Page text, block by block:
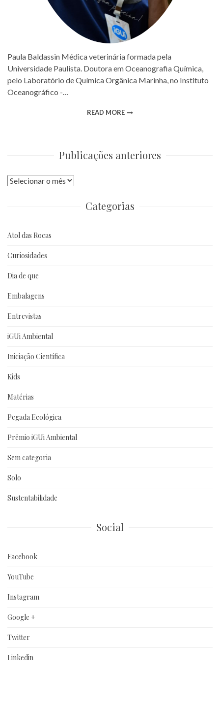
Paula Baldassin Médica veterinária formada pela
Universidade Paulista. Doutora em Oceanografia Química,
pelo Laboratório de Química Orgânica Marinha, no Instituto
Oceanográfico -…
READ MORE
Publicações anteriores
Publicações
Categorias
Atol das Rocas
Curiosidades
Dia de que
Embalagens
Entrevistas
iGUi Ambiental
Iniciação Científica
Kids
Matérias
Pegada Ecológica
Prêmio iGUi Ambiental
Sem categoria
Solo
Sustentabilidade
Social
Facebook
YouTube
Instagram
Google +
Twitter
Linkedin